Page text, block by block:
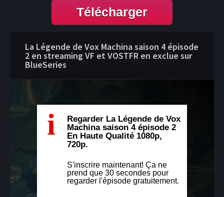
Télécharger
La Légende de Vox Machina saison 4 épisode
2 en streaming VF et VOSTFR en exclue sur
BlueSeries
i
Regarder La Légende de Vox
Machina saison 4 épisode 2
En Haute Qualité 1080p,
720p.
S'inscrire maintenant! Ça ne
prend que 30 secondes pour
regarder l'épisode gratuitement.